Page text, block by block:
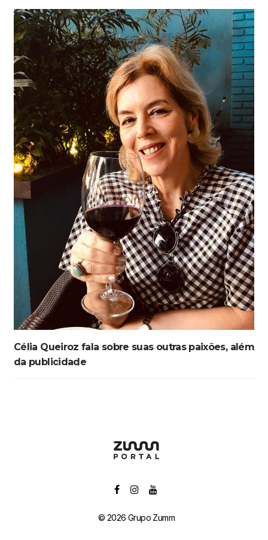
Célia Queiroz fala sobre suas outras paixões, além
da publicidade
© 2026 Grupo Zumm